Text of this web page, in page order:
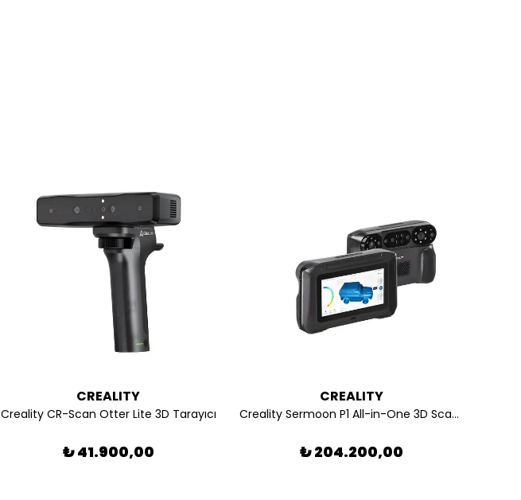
CREALITY
Creality CR-Scan Otter Lite 3D Tarayıcı
₺ 41.900,00
CREALITY
Creality Sermoon P1 All-in-One 3D Scanner(3 Modes)
₺ 204.200,00